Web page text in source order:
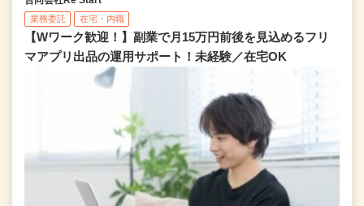
業務委託 在宅・内職
【Wワーク歓迎！】副業で月15万円前後を見込めるフリ
マアプリ出品の運用サポート！未経験／在宅OK